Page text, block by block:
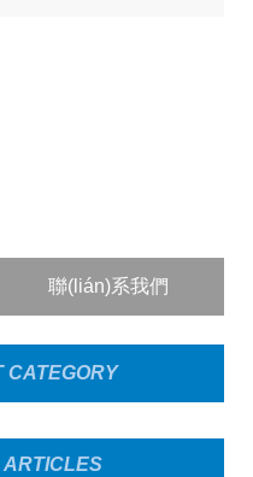
聯(lián)系我們
CATEGORY